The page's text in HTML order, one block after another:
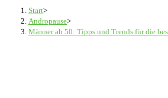
Start>
Andropause>
Männer ab 50: Tipps und Trends für die